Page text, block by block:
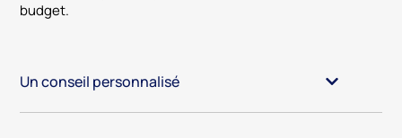
budget.
Un conseil personnalisé